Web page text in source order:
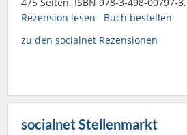
Rezension lesen
Buch bestellen
zu den socialnet Rezensionen
socialnet Stellenmarkt